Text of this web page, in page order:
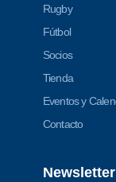
Rugby
Fútbol
Socios
Tienda
Eventos y
Contacto
Newsletter